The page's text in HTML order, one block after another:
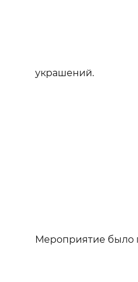
украшений.
Мероприятие было